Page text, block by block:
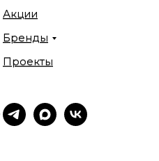
Акции
Бренды
Проекты